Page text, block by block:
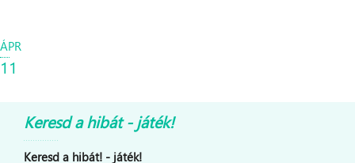
ÁPR
11
Keresd a hibát - játék!
Keresd a hibát! - játék!